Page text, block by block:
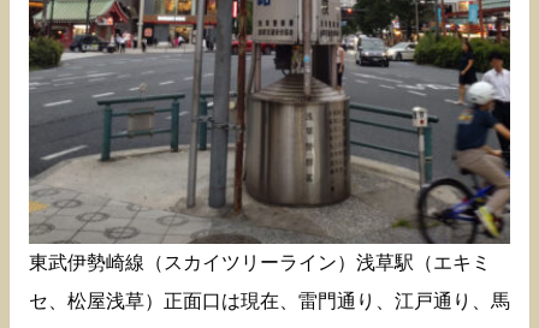
東武伊勢崎線（スカイツリーライン）浅草駅（エキミ
セ、松屋浅草）正面口は現在、雷門通り、江戸通り、馬